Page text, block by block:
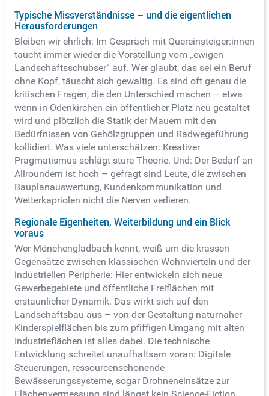
Typische Missverständnisse – und die eigentlichen
Herausforderungen
Bleiben wir ehrlich: Im Gespräch mit Quereinsteiger:innen
taucht immer wieder die Vorstellung vom „ewigen
Landschaftsschubser“ auf. Wer glaubt, das sei ein Beruf
ohne Kopf, täuscht sich gewaltig. Es sind oft genau die
kritischen Fragen, die den Unterschied machen – etwa
wenn in Odenkirchen ein öffentlicher Platz neu gestaltet
wird und plötzlich die Statik der Mauern mit den
Bedürfnissen von Gehölzgruppen und Radwegeführung
kollidiert. Was viele unterschätzen: Kreativer
Pragmatismus schlägt sture Theorie. Und: Der Bedarf an
Allroundern ist hoch – gefragt sind Leute, die zwischen
Bauplanauswertung, Kundenkommunikation und
Wetterkapriolen nicht die Nerven verlieren.
Regionale Eigenheiten, Weiterbildung und ein Blick
voraus
Wer Mönchengladbach kennt, weiß um die krassen
Gegensätze zwischen klassischen Wohnvierteln und der
industriellen Peripherie: Hier entwickeln sich neue
Gewerbegebiete und öffentliche Freiflächen mit
erstaunlicher Dynamik. Das wirkt sich auf den
Landschaftsbau aus – von der Gestaltung naturnaher
Kinderspielflächen bis zum pfiffigen Umgang mit alten
Industrieflächen ist alles dabei. Die technische
Entwicklung schreitet unaufhaltsam voran: Digitale
Steuerungen, ressourcenschonende
Bewässerungssysteme, sogar Drohneneinsätze zur